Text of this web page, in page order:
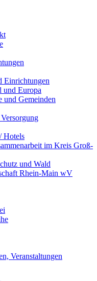
Einrichtungen
und Europa
und Gemeinden
Hotels
im Kreis Groß-
und Wald
Rhein-Main wV
Veranstaltungen